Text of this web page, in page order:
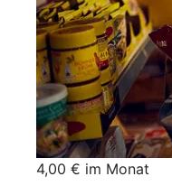
4,00 € im Monat